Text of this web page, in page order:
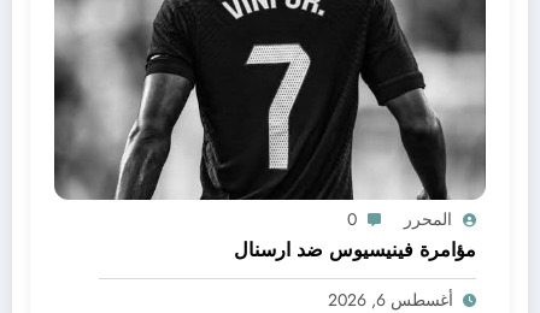
المحرر 0
مؤامرة فينيسيوس ضد ارسنال
أغسطس 6, 2026